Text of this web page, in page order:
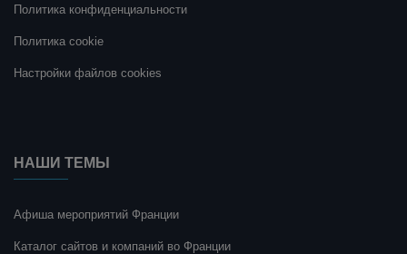
Политика конфиденциальности
Политика cookie
Настройки файлов cookies
НАШИ ТЕМЫ
Афиша мероприятий Франции
Каталог сайтов и компаний во Франции